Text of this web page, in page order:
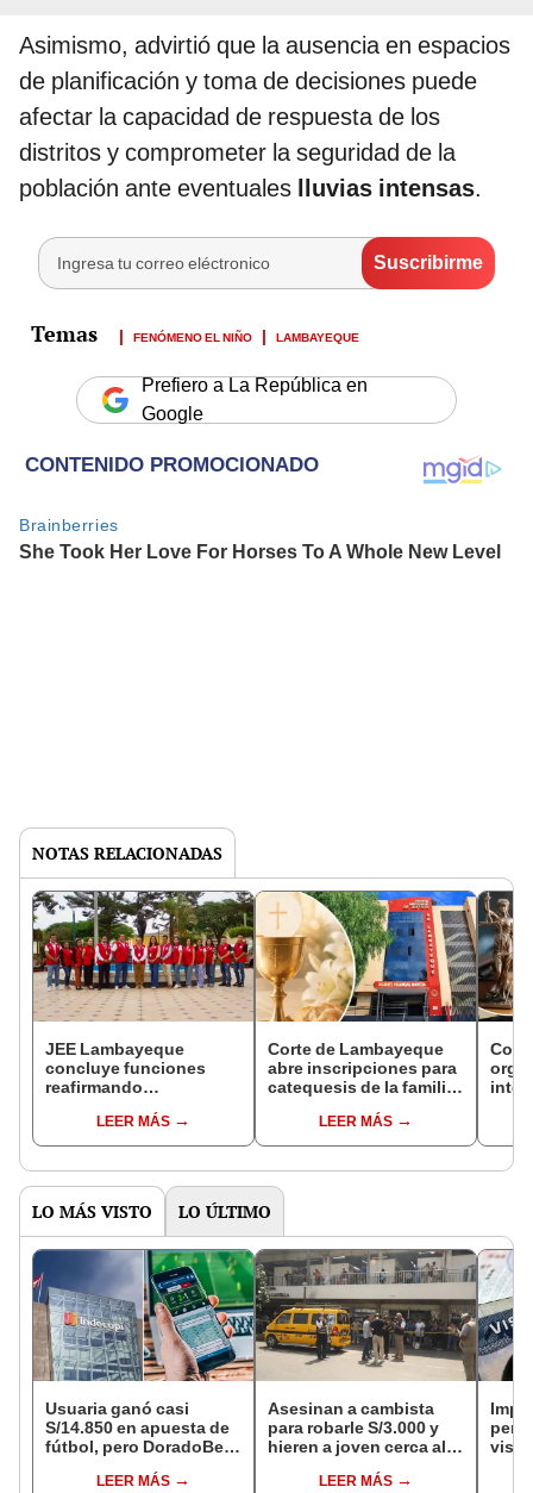
Asimismo, advirtió que la ausencia en espacios
de planificación y toma de decisiones puede
afectar la capacidad de respuesta de los
distritos y comprometer la seguridad de la
población ante eventuales lluvias intensas.
FENÓMENO EL NIÑO LAMBAYEQUE
Prefiero a La República en
Google
NOTAS RELACIONADAS
JEE Lambayeque
concluye funciones
reafirmando
legitimidad en la
Segunda Elección
LEER MÁS
Corte de Lambayeque
abre inscripciones para
catequesis de la familia
LEER MÁS
LO MÁS VISTO LO ÚLTIMO
Usuaria ganó casi
S/14.850 en apuesta de
fútbol, pero DoradoBet
Indecopi multó a la
LEER MÁS
Asesinan a cambista
para robarle S/3.000 y
hieren a joven cerca al
CercadoLEER MÁS